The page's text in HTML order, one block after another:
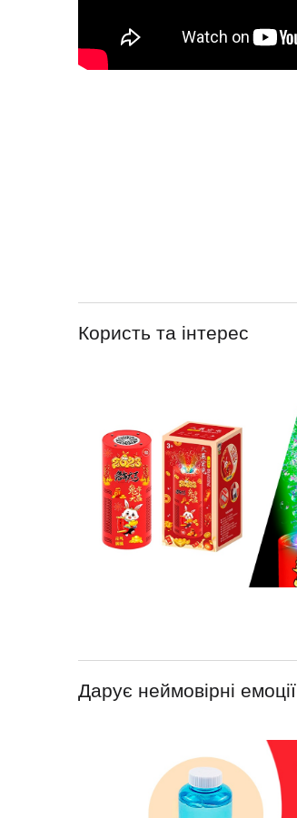
Користь та інтерес
Дарує неймовірні емоції